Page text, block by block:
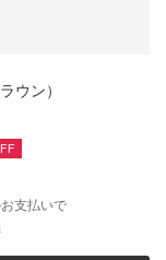
ウン）
支払いで